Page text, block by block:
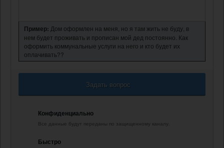
Пример: Дом оформлен на меня, но я там жить не буду, в
нем будет проживать и прописан мой дед постоянно. Как
оформить коммунальные услуги на него и кто будет их
оплачивать??
Задать вопрос
Конфиденциально
Все данные будут переданы по защищенному каналу.
Быстро